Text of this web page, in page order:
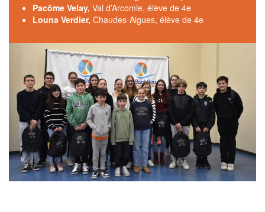
Pacôme Velay, Val d’Arcomie, élève de 4e
Louna Verdier, Chaudes-Aigues, élève de 4e